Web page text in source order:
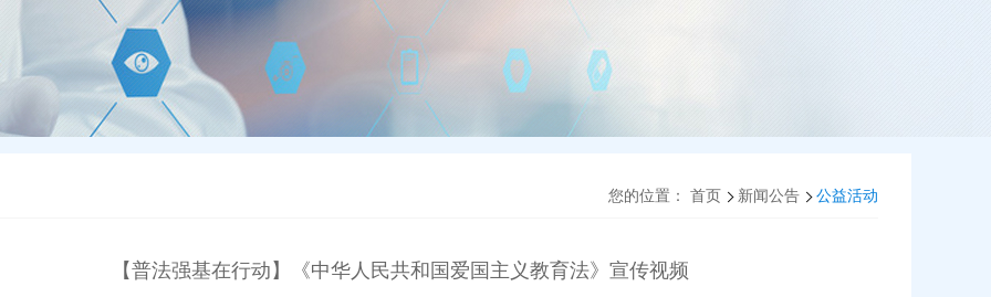
您的位置： 首页 新闻公告 公益活动
【普法强基在行动】《中华人民共和国爱国主义教育法》宣传视频